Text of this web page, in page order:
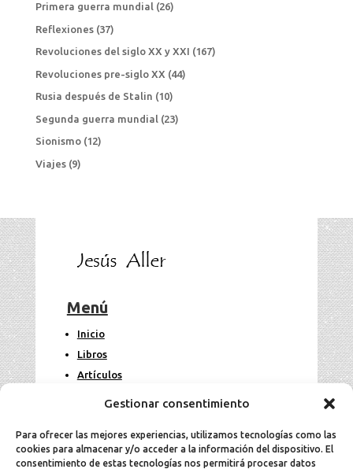
Gestionar consentimiento
Para ofrecer las mejores experiencias, utilizamos tecnologías como las
cookies para almacenar y/o acceder a la información del dispositivo. El
consentimiento de estas tecnologías nos permitirá procesar datos
Primera guerra mundial(26)
Reflexiones(37)
Revoluciones del siglo XX y XXI (167)
Revoluciones pre-siglo XX (44)
Rusia después de Stalin (10)
Segunda guerra mundial (23)
Sionismo(12)
Viajes(9)
Menú
Inicio
Libros
Artículos